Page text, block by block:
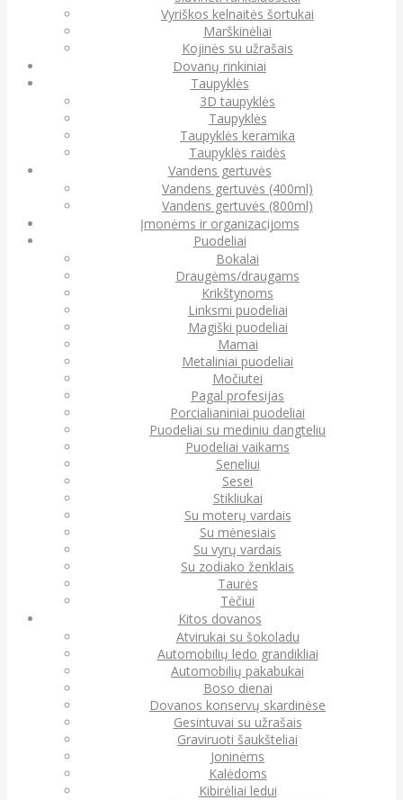
Vyriškos kelnaitės šortukai
Marškinėliai
Kojinės su užrašais
Dovanų rinkiniai
Taupyklės
3D taupyklės
Taupyklės
Taupyklės keramika
Taupyklės raidės
Vandens gertuvės
Vandens gertuvės (400ml)
Vandens gertuvės (800ml)
Įmonėms ir organizacijoms
Puodeliai
Bokalai
Draugėms/draugams
Krikštynoms
Linksmi puodeliai
Magiški puodeliai
Mamai
Metaliniai puodeliai
Močiutei
Pagal profesijas
Porcialianiniai puodeliai
Puodeliai su mediniu dangteliu
Puodeliai vaikams
Seneliui
Sesei
Stikliukai
Su moterų vardais
Su mėnesiais
Su vyrų vardais
Su zodiako ženklais
Taurės
Tėčiui
Kitos dovanos
Atvirukai su šokoladu
Automobilių ledo grandikliai
Automobilių pakabukai
Boso dienai
Dovanos konservų skardinėse
Gesintuvai su užrašais
Graviruoti šaukšteliai
Joninėms
Kalėdoms
Kibirėliai ledui